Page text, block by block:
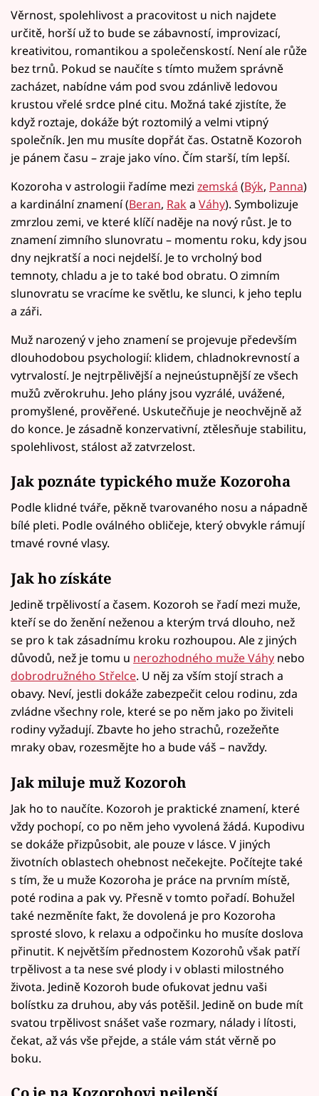
Věrnost, spolehlivost a pracovitost u nich najdete
určitě, horší už to bude se zábavností, improvizací,
kreativitou, romantikou a společenskostí. Není ale růže
bez trnů. Pokud se naučíte s tímto mužem správně
zacházet, nabídne vám pod svou zdánlivě ledovou
krustou vřelé srdce plné citu. Možná také zjistíte, že
když roztaje, dokáže být roztomilý a velmi vtipný
společník. Jen mu musíte dopřát čas. Ostatně Kozoroh
je pánem času – zraje jako víno. Čím starší, tím lepší.
Kozoroha v astrologii řadíme mezi zemská (Býk, Panna)
a kardinální znamení (Beran, Rak a Váhy). Symbolizuje
zmrzlou zemi, ve které klíčí naděje na nový růst. Je to
znamení zimního slunovratu – momentu roku, kdy jsou
dny nejkratší a noci nejdelší. Je to vrcholný bod
temnoty, chladu a je to také bod obratu. O zimním
slunovratu se vracíme ke světlu, ke slunci, k jeho teplu
a záři.
Muž narozený v jeho znamení se projevuje především
dlouhodobou psychologií: klidem, chladnokrevností a
vytrvalostí. Je nejtrpělivější a nejneústupnější ze všech
mužů zvěrokruhu. Jeho plány jsou vyzrálé, uvážené,
promyšlené, prověřené. Uskutečňuje je neochvějně až
do konce. Je zásadně konzervativní, ztělesňuje stabilitu,
spolehlivost, stálost až zatvrzelost.
Jak poznáte typického muže Kozoroha
Podle klidné tváře, pěkně tvarovaného nosu a nápadně
bílé pleti. Podle oválného obličeje, který obvykle rámují
tmavé rovné vlasy.
Jak ho získáte
Jedině trpělivostí a časem. Kozoroh se řadí mezi muže,
kteří se do ženění neženou a kterým trvá dlouho, než
se pro k tak zásadnímu kroku rozhoupou. Ale z jiných
důvodů, než je tomu u nerozhodného muže Váhy nebo
dobrodružného Střelce. U něj za vším stojí strach a
obavy. Neví, jestli dokáže zabezpečit celou rodinu, zda
zvládne všechny role, které se po něm jako po živiteli
rodiny vyžadují. Zbavte ho jeho strachů, rozežeňte
mraky obav, rozesmějte ho a bude váš – navždy.
Jak miluje muž Kozoroh
Jak ho to naučíte. Kozoroh je praktické znamení, které
vždy pochopí, co po něm jeho vyvolená žádá. Kupodivu
se dokáže přizpůsobit, ale pouze v lásce. V jiných
životních oblastech ohebnost nečekejte. Počítejte také
s tím, že u muže Kozoroha je práce na prvním místě,
poté rodina a pak vy. Přesně v tomto pořadí. Bohužel
také nezměníte fakt, že dovolená je pro Kozoroha
sprosté slovo, k relaxu a odpočinku ho musíte doslova
přinutit. K největším přednostem Kozorohů však patří
trpělivost a ta nese své plody i v oblasti milostného
života. Jedině Kozoroh bude ofukovat jednu vaši
bolístku za druhou, aby vás potěšil. Jedině on bude mít
svatou trpělivost snášet vaše rozmary, nálady i lítosti,
čekat, až vás vše přejde, a stále vám stát věrně po
boku.